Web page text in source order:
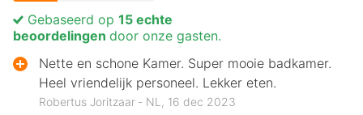
Gebaseerd op 15 echte
beoordelingen door onze gasten.
Nette en schone Kamer. Super mooie badkamer.
Heel vriendelijk personeel. Lekker eten.
Robertus Joritzaar ‐ NL, 16 dec 2023